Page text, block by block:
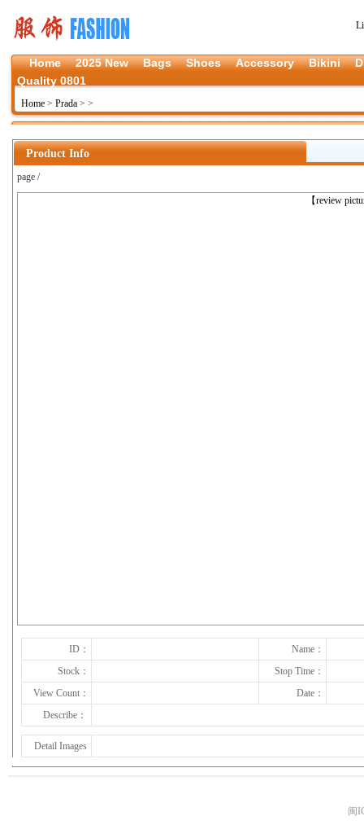
Home 2025 New Bags Shoes Accessory Bikini
Quality 0801
Home > Prada > >
Product Info
page /
【review
上一张
ID：
Name：
Stock：
Stop Time：
View Count：
Date：
Describe：
Detail Images
闽